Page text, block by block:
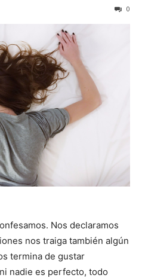
0
Nos declaramos
nos traiga también algún
termina de gustar
nadie es perfecto, todo